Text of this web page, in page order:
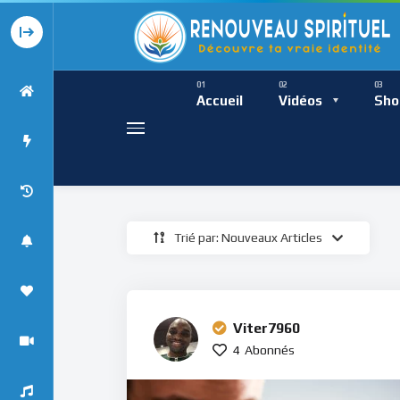
Accueil Vidéos
Présence
Présence
Trié par: Nouveaux Articles
Viter7960
4 Abonnés